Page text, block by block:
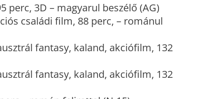
3D – magyarul beszélő (AG)
családi film, 88 perc, – románul
fantasy, kaland, akciófilm, 132
fantasy, kaland, akciófilm, 132